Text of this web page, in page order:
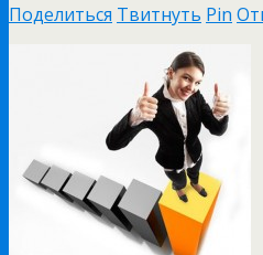
Поделиться Твитнуть Pin